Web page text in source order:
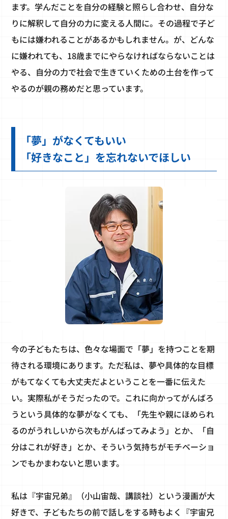
ます。学んだことを自分の経験と照らし合わせ、自分な
りに解釈して自分の力に変える人間に。その過程で子ど
もには嫌われることがあるかもしれません。が、どんな
に嫌われても、18歳までにやらなければならないことは
やる、自分の力で社会で生きていくための土台を作って
やるのが親の務めだと思っています。
「夢」がなくてもいい
「好きなこと」を忘れないでほしい
今の子どもたちは、色々な場面で「夢」を持つことを期
待される環境にあります。ただ私は、夢や具体的な目標
がもてなくても大丈夫だよということを一番に伝えた
い。実際私がそうだったので。これに向かってがんばろ
うという具体的な夢がなくても、「先生や親にほめられ
るのがうれしいから次もがんばってみよう」とか、「自
分はこれが好き」とか、そういう気持ちがモチベーショ
ンでもかまわないと思います。
私は『宇宙兄弟』（小山宙哉、講談社）という漫画が大
好きで、子どもたちの前で話しをする時もよく『宇宙兄